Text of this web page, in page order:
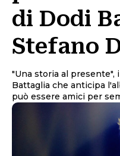
di Dodi
Stefano
"Una storia al presente",
Battaglia che anticipa l'album di
può essere amici per